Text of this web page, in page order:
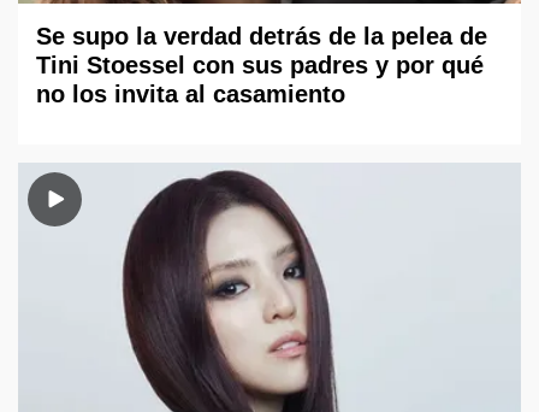
Se supo la verdad detrás de la pelea de
Tini Stoessel con sus padres y por qué
no los invita al casamiento